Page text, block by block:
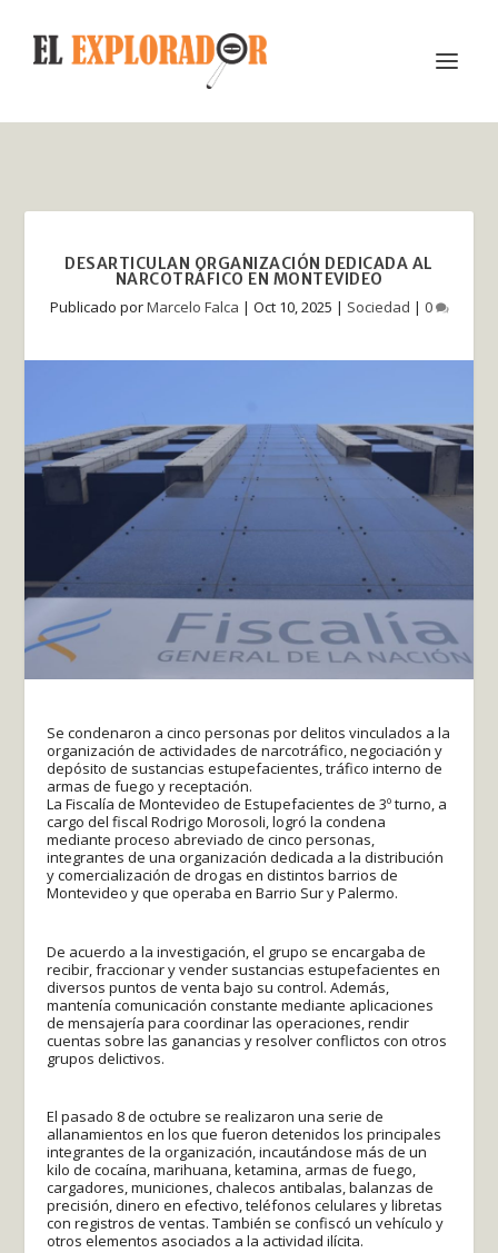
DESARTICULAN ORGANIZACIÓN DEDICADA AL
NARCOTRÁFICO EN MONTEVIDEO
Publicado porMarcelo Falca | Oct 10, 2025 | Sociedad | 0
Se condenaron a cinco personas por delitos vinculados a la
organización de actividades de narcotráfico, negociación y
depósito de sustancias estupefacientes, tráfico interno de
armas de fuego y receptación.
La Fiscalía de Montevideo de Estupefacientes de 3º turno, a
cargo del fiscal Rodrigo Morosoli, logró la condena
mediante proceso abreviado de cinco personas,
integrantes de una organización dedicada a la distribución
y comercialización de drogas en distintos barrios de
Montevideo y que operaba en Barrio Sur y Palermo.
De acuerdo a la investigación, el grupo se encargaba de
recibir, fraccionar y vender sustancias estupefacientes en
diversos puntos de venta bajo su control. Además,
mantenía comunicación constante mediante aplicaciones
de mensajería para coordinar las operaciones, rendir
cuentas sobre las ganancias y resolver conflictos con otros
grupos delictivos.
El pasado 8 de octubre se realizaron una serie de
allanamientos en los que fueron detenidos los principales
integrantes de la organización, incautándose más de un
kilo de cocaína, marihuana, ketamina, armas de fuego,
cargadores, municiones, chalecos antibalas, balanzas de
precisión, dinero en efectivo, teléfonos celulares y libretas
con registros de ventas. También se confiscó un vehículo y
otros elementos asociados a la actividad ilícita.